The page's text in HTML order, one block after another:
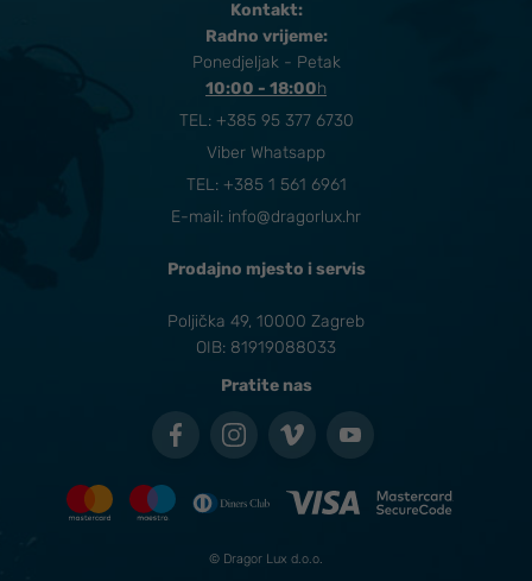
Kontakt:
Radno vrijeme:
Ponedjeljak - Petak
10:00 - 18:00​h
TEL: +385 95 377 6730
Viber Whatsapp
TEL: +385 1 561 6961
E-mail: info@dragorlux.hr
Prodajno mjesto i servis
Poljička 49, 10000 Zagreb
OIB: 81919088033
Pratite nas
© Dragor Lux d.o.o.